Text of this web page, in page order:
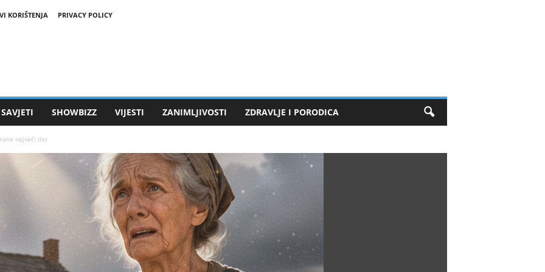
KORIŠTENJA
PRIVACY POLICY
SAVJETI SHOWBIZZ VIJESTI ZANIMLJIVOSTI ZDRAVLJE I PORODICA
najveći dar